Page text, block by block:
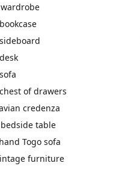
of drawers
credenza
table
Togo sofa
furniture